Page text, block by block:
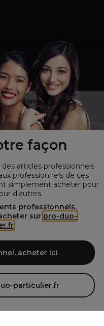
façon
articles professionnels
professionnels de ces
simplement acheter pour
d’autres.
professionnels,
sur pro-duo-
acheter ici
particulier.fr
?
particuliers !
Pro-Duo
nous vous proposons une
pour la coiffure et
marques qui font de Pro-
également à tous ceux
de coiffure et de